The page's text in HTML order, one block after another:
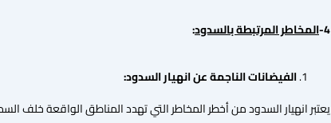
4- المخاطر المرتبطة بالسدود:
الفيضانات الناجمة عن انهيار السدود:
يعتبر انهيار السدود من أخطر المخاطر التي تهدد المناطق الواقعة خلف